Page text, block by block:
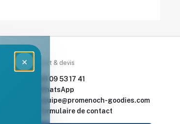
× Contact & devis
06 09 53 17 41
WhatsApp
equipe@promenoch-goodies.com
Formulaire de contact